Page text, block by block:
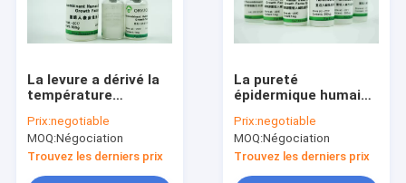
La levure a dérivé la
température
soins de la peau
-20℃ de facteur de
croissance d'EGF
stockée
Prix:negotiable
MOQ:Négociation
Trouvez les derniers prix
La pureté
épidermique humaine
SDS-PAGE du facteur
de croissance 98%
du facteur de
croissance EGF de
Prix:negotiable
MOQ:Négociation
Trouvez les derniers prix